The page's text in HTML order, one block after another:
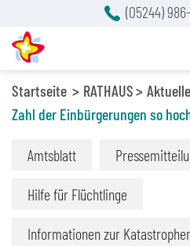
Startseite RATHAUS
Zahl der Einbürgerungen so
Amtsblatt
Hilfe für Flüchtlinge
Informationen zur
(05244)